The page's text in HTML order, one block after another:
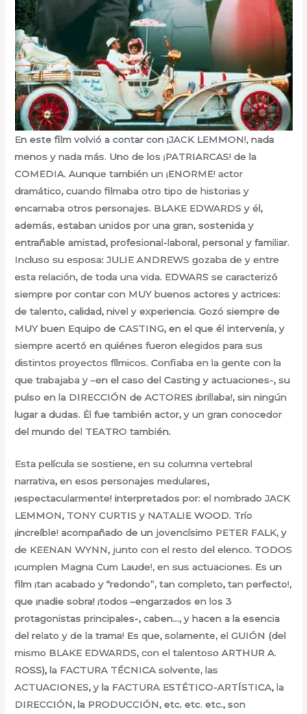
En este film volvió a contar con ¡JACK LEMMON!, nada
menos y nada más. Uno de los ¡PATRIARCAS! de la
COMEDIA. Aunque también un ¡ENORME! actor
dramático, cuando filmaba otro tipo de historias y
encarnaba otros personajes. BLAKE EDWARDS y él,
además, estaban unidos por una gran, sostenida y
entrañable amistad, profesional-laboral, personal y familiar.
Incluso su esposa: JULIE ANDREWS gozaba de y entre
esta relación, de toda una vida. EDWARS se caracterizó
siempre por contar con MUY buenos actores y actrices:
de talento, calidad, nivel y experiencia. Gozó siempre de
MUY buen Equipo de CASTING, en el que él intervenía, y
siempre acertó en quiénes fueron elegidos para sus
distintos proyectos fílmicos. Confiaba en la gente con la
que trabajaba y –en el caso del Casting y actuaciones-, su
pulso en la DIRECCIÓN de ACTORES ¡brillaba!, sin ningún
lugar a dudas. Él fue también actor, y un gran conocedor
del mundo del TEATRO también.
Esta película se sostiene, en su columna vertebral
narrativa, en esos personajes medulares,
¡espectacularmente! interpretados por: el nombrado JACK
LEMMON, TONY CURTIS y NATALIE WOOD. Trío
¡increíble! acompañado de un jovencísimo PETER FALK, y
de KEENAN WYNN, junto con el resto del elenco. TODOS
¡cumplen Magna Cum Laude!, en sus actuaciones. Es un
film ¡tan acabado y “redondo”, tan completo, tan perfecto!,
que ¡nadie sobra! ¡todos –engarzados en los 3
protagonistas principales-, caben…, y hacen a la esencia
del relato y de la trama! Es que, solamente, el GUIÓN (del
mismo BLAKE EDWARDS, con el talentoso ARTHUR A.
ROSS), la FACTURA TÉCNICA solvente, las
ACTUACIONES, y la FACTURA ESTÉTICO-ARTÍSTICA, la
DIRECCIÓN, la PRODUCCIÓN, etc. etc. etc., son